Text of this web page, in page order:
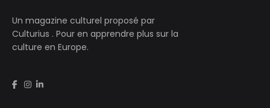
Un magazine culturel proposé par
Culturius . Pour en apprendre plus sur la
culture en Europe.